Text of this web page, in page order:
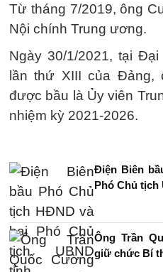
Từ tháng 7/2019, ông
Nội chính Trung ương.
Ngày 30/1/2021, tại
lần thứ XIII của Đảng,
được bầu là Ủy viên
nhiệm kỳ 2021-2026.
Điện Biên
Phó Chủ tịch
Ông Trần
giữ chức Bí